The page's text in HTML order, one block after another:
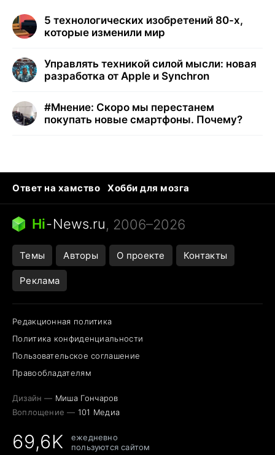
5 технологических изобретений 80-х,
которые изменили мир
Управлять техникой силой мысли: новая
разработка от Apple и Synchron
#Мнение: Скоро мы перестанем
покупать новые смартфоны. Почему?
Ответ на хамство
Хобби для мозга
Бензин 100 vs 95
Тунцы в океанариуме
Следующая пандемия
Hi-News.ru, 2006–2026
Темы Авторы О проекте Контакты
Реклама
Редакционная политика
Политика конфиденциальности
Пользовательское соглашение
Правообладателям
Дизайн — Миша Гончаров
Воплощение — 101 Медиа
69,6K
ежедневно
пользуются сайтом